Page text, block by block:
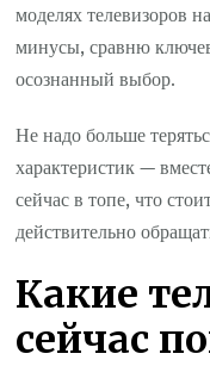
моделях телевизоров
минусы, сравню
осознанный выбор.
Не надо больше
характеристик —
сейчас в топе, что
действительно
Какие
сейчас